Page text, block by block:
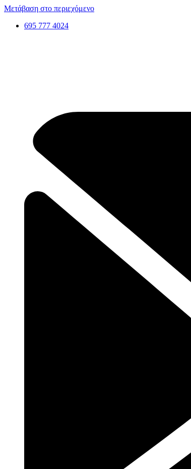
Μετάβαση στο περιεχόμενο
695 777 4024